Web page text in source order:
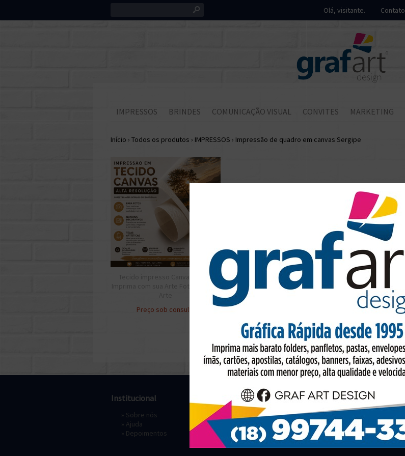
s Olá, visitante. Contato
IMPRESSOS BRINDES COMUNICAÇÃO VISUAL CONVITES MARKETING
Início › Todos os produtos › IMPRESSOS › Impressão de quadro em canvas Sergipe
Tecido impresso Canvas Crie e
Imprima com sua Arte Foto Obra de
Preço sob consulta
Institucional
» Sobre nós
» Ajuda
» Depoimentos
Pagamentos
» Depósito em conta
Facebook